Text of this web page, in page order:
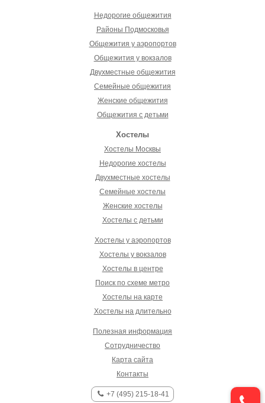
Недорогие общежития
Районы Подмосковья
Общежития у аэропортов
Общежития у вокзалов
Двухместные общежития
Семейные общежития
Женские общежития
Общежития с детьми
Хостелы
Хостелы Москвы
Недорогие хостелы
Двухместные хостелы
Семейные хостелы
Женские хостелы
Хостелы с детьми
Хостелы у аэропортов
Хостелы у вокзалов
Хостелы в центре
Поиск по схеме метро
Хостелы на карте
Хостелы на длительно
Полезная информация
Сотрудничество
Карта сайта
Контакты
+7 (495) 215-18-41